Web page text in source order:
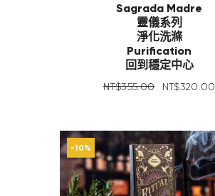
Sagrada Madre
靈儀系列
淨化洗滌
Purification
回到穩定中心
NT$355.00 NT$320 00
-10%